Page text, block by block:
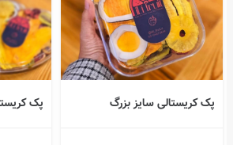
پک کریستالی سایز بزرگ پک